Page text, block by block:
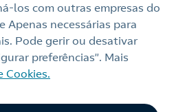
com outras empresas do
Apenas necessárias para
Pode gerir ou desativar
preferências”. Mais
Cookies.